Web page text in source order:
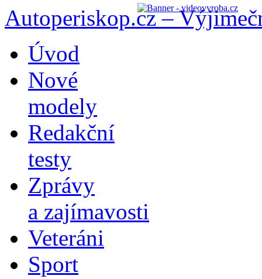
Autoperiskop.cz –
obsahu
webu
Úvod
Nové
modely
Redakční
testy
Zprávy
a zajímavosti
Veteráni
Sport